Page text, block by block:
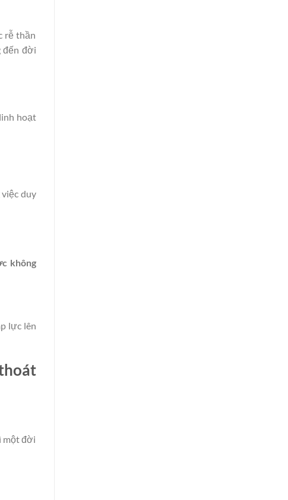
rễ thần
đến đời
hoạt
duy
không
lực lên
một đời